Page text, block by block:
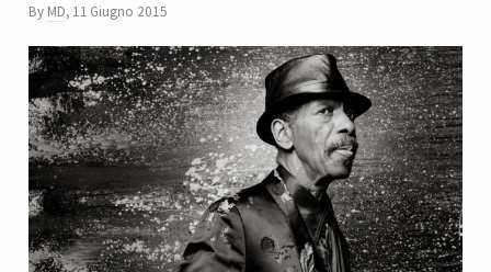
By MD, 11 Giugno 2015